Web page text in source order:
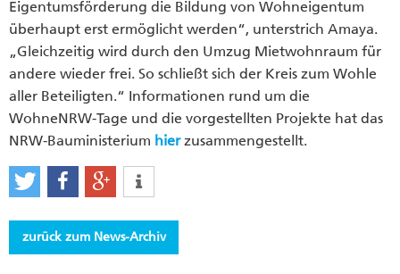
Eigentumsförderung die Bildung von Wohneigentum
überhaupt erst ermöglicht werden“, unterstrich Amaya.
„Gleichzeitig wird durch den Umzug Mietwohnraum für
andere wieder frei. So schließt sich der Kreis zum Wohle
aller Beteiligten.“ Informationen rund um die
WohneNRW-Tage und die vorgestellten Projekte hat das
NRW-Bauministerium hierzusammengestellt.
zurück zum News-Archiv